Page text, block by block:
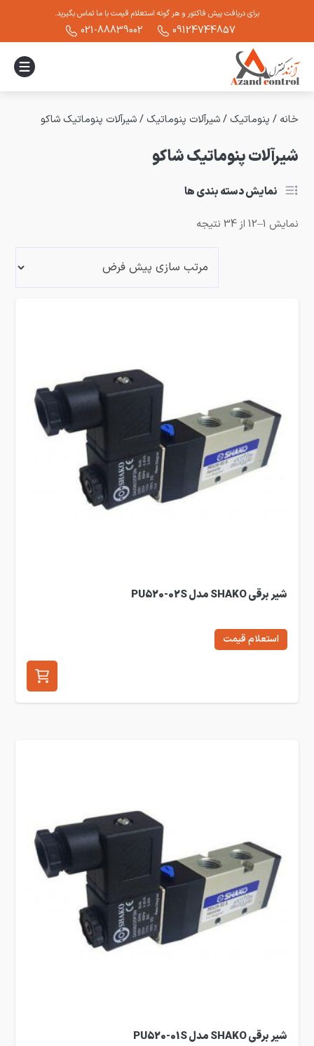
برای دریافت پیش فاکتور و هر گونه استعلام قیمت با ما تماس بگیرید.
09124744857
021-88839002
خانه / پنوماتیک /شیرآلات پنوماتیک /شیرآلات پنوماتیک شاکو
شیرآلات پنوماتیک شاکو
نمایش دسته بندی ها
نمایش 1–12 از 34 نتیجه
شیر برقی SHAKO مدل PU520-02S
استعلام قیمت
شیر برقی SHAKO مدل PU520-01S